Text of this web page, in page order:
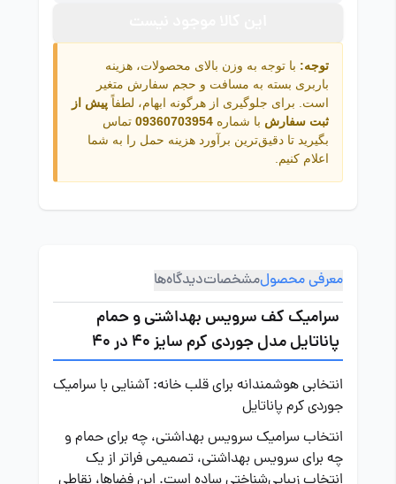
توجه: با توجه به وزن بالای محصولات، هزینه
باربری بسته به مسافت و حجم سفارش متغیر
است. برای جلوگیری از هرگونه ابهام، لطفاً پیش از
ثبت سفارش با شماره 09360703954 تماس
بگیرید تا دقیق‌ترین برآورد هزینه حمل را به شما
اعلام کنیم.
معرفی محصولمشخصاتدیدگاه‌ها
سرامیک کف سرویس بهداشتی و حمام
پاناتایل مدل جوردی کرم سایز 40 در 40
انتخابی هوشمندانه برای قلب خانه: آشنایی با سرامیک
جوردی کرم پاناتایل
انتخاب سرامیک سرویس بهداشتی، چه برای حمام و
چه برای سرویس بهداشتی، تصمیمی فراتر از یک